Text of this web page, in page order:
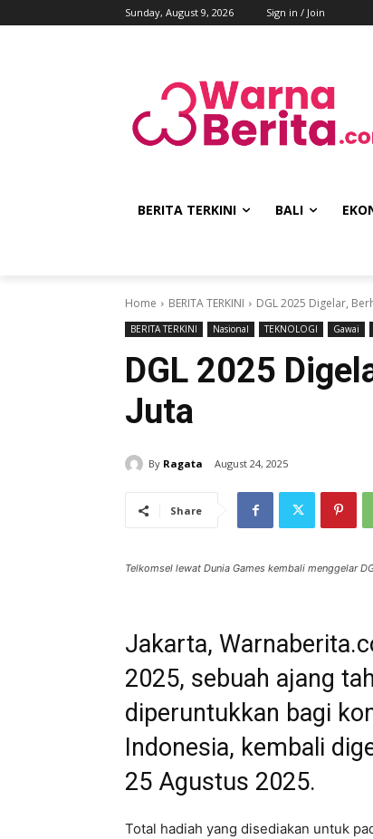
Sunday, August 9, 2026 Sign in / Join
BERITA TERKINI BALI
Home BERITA TERKINI DGL 2025 Digelar,
BERITA TERKINI Nasional TEKNOLOGI Gawai
DGL 2025
Juta
By Ragata August 24, 2025
Share
Telkomsel lewat Dunia Games kembali menggelar
Jakarta,
2025, sebuah ajang
diperuntukkan bagi
Indonesia, kembali
25 Agustus 2025.
Total hadiah yang disediakan untuk